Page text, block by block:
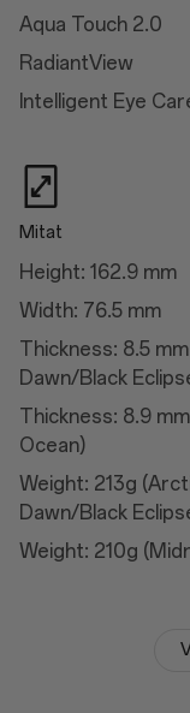
Alusta: Snapdragon® 8
Näytönohjain: Adreno™
Tallennustila: 256 Gt:n /
Saatavilla olevat
Lataus
Lataus
100W SUPERVOOC™
Kamera
Pääkamera
Automaattinen
Sähköinen
Aqua Touch 2.0
RadiantView
Intelligent Eye
Mitat
Height: 162.9 mm
Width: 76.5 mm
Thickness: 8.5
Dawn/Black
Thickness: 8.9
Ocean)
Weight: 213g
Dawn/Black
Weight: 210g